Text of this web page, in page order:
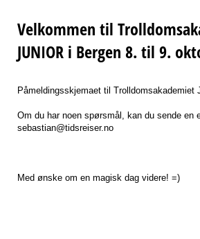
Velkommen til
JUNIOR i Bergen 8. til 9.
Påmeldingsskjemaet til Trolldomsakademiet
Om du har noen spørsmål, kan du sende en
sebastian@tidsreiser.no
Med ønske om en magisk dag videre! =)